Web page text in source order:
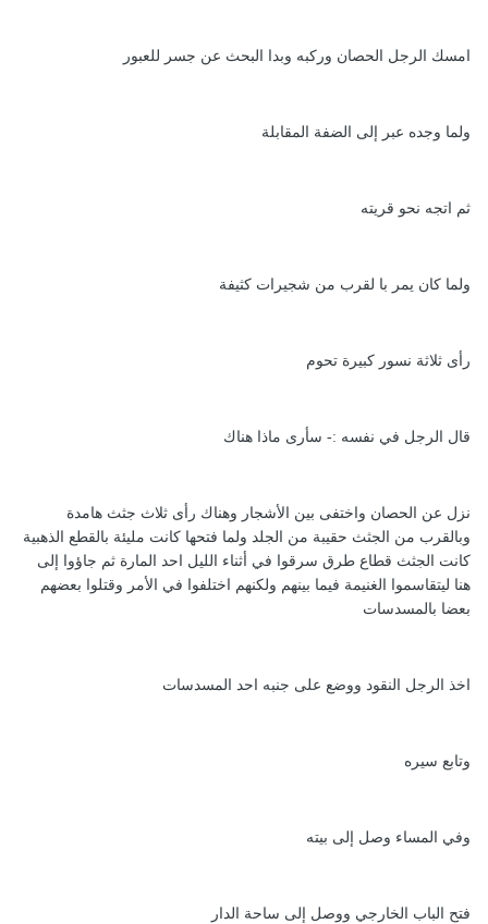
امسك الرجل الحصان وركبه وبدا البحث عن جسر للعبور
ولما وجده عبر إلى الضفة المقابلة
ثم اتجه نحو قريته
ولما كان يمر با لقرب من شجيرات كثيفة
رأى ثلاثة نسور كبيرة تحوم
قال الرجل في نفسه :- سأرى ماذا هناك
نزل عن الحصان واختفى بين الأشجار وهناك رأى ثلاث جثث هامدة
وبالقرب من الجثث حقيبة من الجلد ولما فتحها كانت مليئة بالقطع الذهبية
كانت الجثث قطاع طرق سرقوا في أثناء الليل احد المارة ثم جاؤوا إلى
هنا ليتقاسموا الغنيمة فيما بينهم ولكنهم اختلفوا في الأمر وقتلوا بعضهم
بعضا بالمسدسات
اخذ الرجل النقود ووضع على جنبه احد المسدسات
وتابع سيره
وفي المساء وصل إلى بيته
فتح الباب الخارجي ووصل إلى ساحة الدار